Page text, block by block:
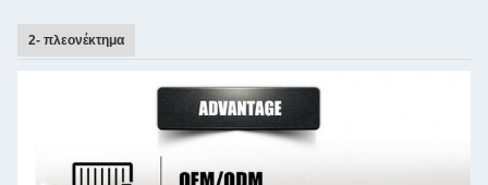
2- πλεονέκτημα